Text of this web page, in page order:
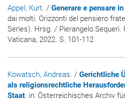
Appel, Kurt. / Generare e pensare
dai molti. Orizzonti del pensiero
Series). Hrsg. / Pierangelo Sequeri.
Vaticana, 2022. S. 101-112
Kowatsch, Andreas. / Gerichtliche
als religionsrechtliche
Staat. in: Österreichisches Archiv